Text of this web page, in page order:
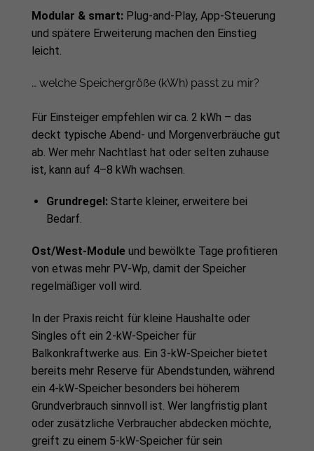
Modular & smart: Plug-and-Play, App-Steuerung
und spätere Erweiterung machen den Einstieg
leicht.
… welche Speichergröße (kWh) passt zu mir?
Für Einsteiger empfehlen wir ca. 2 kWh – das
deckt typische Abend- und Morgenverbräuche gut
ab. Wer mehr Nachtlast hat oder selten zuhause
ist, kann auf 4–8 kWh wachsen.
Grundregel:Starte kleiner, erweitere bei
Bedarf.
Ost/West-Module und bewölkte Tage profitieren
von etwas mehr PV-Wp, damit der Speicher
regelmäßiger voll wird.
In der Praxis reicht für kleine Haushalte oder
Singles oft ein 2-kW-Speicher für
Balkonkraftwerke aus. Ein 3-kW-Speicher bietet
bereits mehr Reserve für Abendstunden, während
ein 4-kW-Speicher besonders bei höherem
Grundverbrauch sinnvoll ist. Wer langfristig plant
oder zusätzliche Verbraucher abdecken möchte,
greift zu einem 5-kW-Speicher für sein